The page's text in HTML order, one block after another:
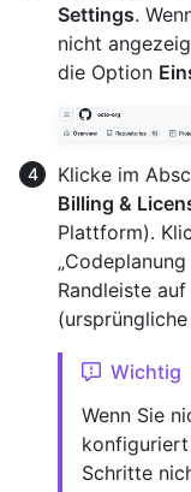
Settings.
nicht
die Option
Klicke im
Billing &
Plattform).
Randleiste auf
Wichtig
Wenn Sie
konfiguriert
Schritte